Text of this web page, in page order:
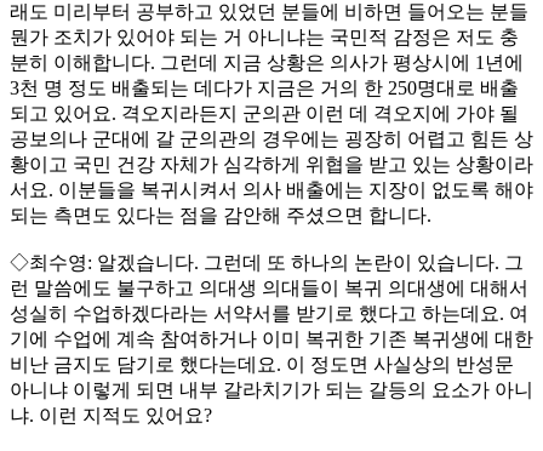
래도 미리부터 공부하고 있었던 분들에 비하면 들어오는 분들
뭔가 조치가 있어야 되는 거 아니냐는 국민적 감정은 저도 충
분히 이해합니다. 그런데 지금 상황은 의사가 평상시에 1년에
3천 명 정도 배출되는 데다가 지금은 거의 한 250명대로 배출
되고 있어요. 격오지라든지 군의관 이런 데 격오지에 가야 될
공보의나 군대에 갈 군의관의 경우에는 굉장히 어렵고 힘든 상
황이고 국민 건강 자체가 심각하게 위협을 받고 있는 상황이라
서요. 이분들을 복귀시켜서 의사 배출에는 지장이 없도록 해야
되는 측면도 있다는 점을 감안해 주셨으면 합니다.
◇최수영: 알겠습니다. 그런데 또 하나의 논란이 있습니다. 그
런 말씀에도 불구하고 의대생 의대들이 복귀 의대생에 대해서
성실히 수업하겠다라는 서약서를 받기로 했다고 하는데요. 여
기에 수업에 계속 참여하거나 이미 복귀한 기존 복귀생에 대한
비난 금지도 담기로 했다는데요. 이 정도면 사실상의 반성문
아니냐 이렇게 되면 내부 갈라치기가 되는 갈등의 요소가 아니
냐. 이런 지적도 있어요?